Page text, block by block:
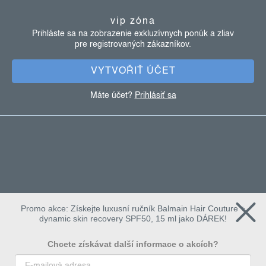
vip zóna
Prihláste sa na zobrazenie exkluzívnych ponúk a zliav
pre registrovaných zákazníkov.
VYTVOŘIŤ ÚČET
Máte účet? Prihlásiť sa
Promo akce: Získejte luxusní ručník Balmain Hair Couture +
dynamic skin recovery SPF50, 15 ml jako DÁREK!
Chcete získávat další informace o akcích?